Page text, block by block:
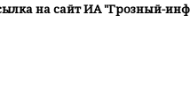
на сайт ИА "Грозный-